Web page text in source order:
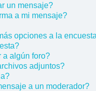
un mensaje?
a mi mensaje?
opciones a la
a algún foro?
adjuntos?
a un moderador?